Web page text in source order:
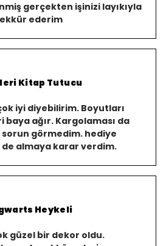
gerçekten işinizi layıkıyla
ederim
Kitap Tutucu
iyi diyebilirim. Boyutları
ağır. Kargolaması da
görmedim. hediye
almaya karar verdim.
Heykeli
güzel bir dekor oldu.